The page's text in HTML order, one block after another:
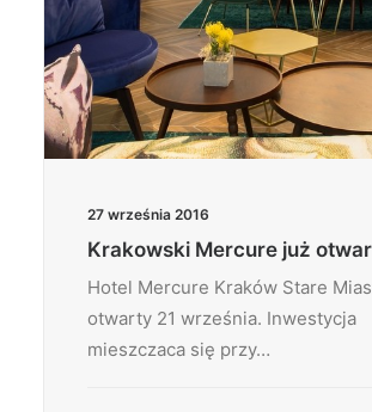
27 września 2016
Krakowski Mercure już
Hotel Mercure Kraków Stare
otwarty 21 września. Inwestycja
mieszczaca się przy…